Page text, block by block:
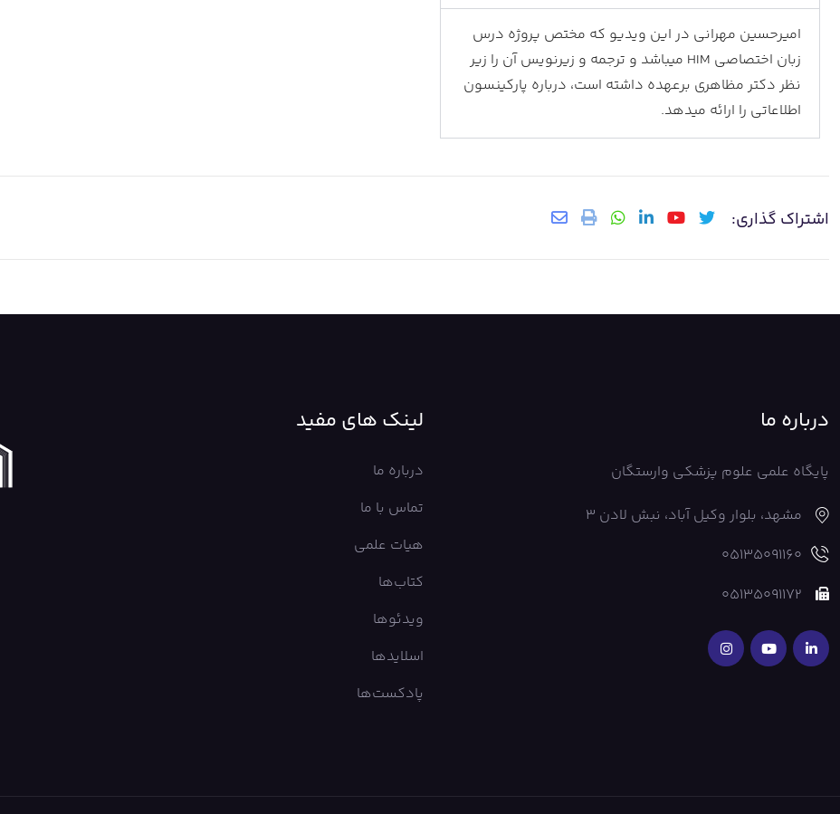
امیرحسین مهرانی در این ویدیو که مختص پروژه درس
زبان اختصاصی HIM میباشد و ترجمه و زیرنویس آن را زیر
نظر دکتر مظاهری برعهده داشته است، درباره پارکینسون
اطلاعاتی را ارائه میدهد.
اشتراک گذاری:
درباره ما
پایگاه علمی علوم پزشکی وارستگان
مشهد، بلوار وکیل آباد، نبش لادن 3
05135091160
05135091172
لینک های مفید
درباره ما
تماس با ما
هیات علمی
کتاب‌ها
ویدئوها
اسلایدها
پادکست‌ها